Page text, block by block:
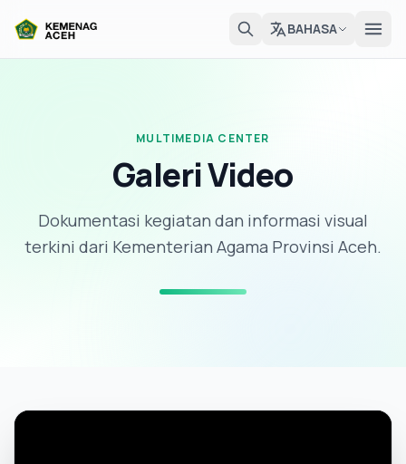
BAHASA
MULTIMEDIA CENTER
Galeri Video
Dokumentasi kegiatan dan informasi visual
terkini dari Kementerian Agama Provinsi Aceh.